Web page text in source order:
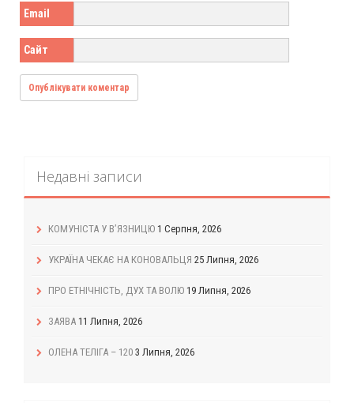
Email
Сайт
Недавні записи
КОМУНІСТА У В’ЯЗНИЦЮ 1 Серпня, 2026
УКРАЇНА ЧЕКАЄ НА КОНОВАЛЬЦЯ 25 Липня, 2026
ПРО ЕТНІЧНІСТЬ, ДУХ ТА ВОЛЮ 19 Липня, 2026
ЗАЯВА 11 Липня, 2026
ОЛЕНА ТЕЛІГА – 120 3 Липня, 2026